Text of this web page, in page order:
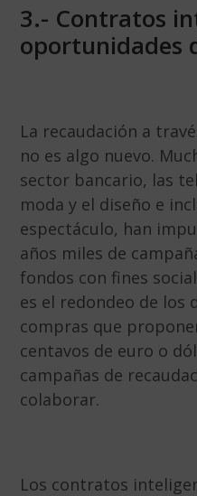
3.- Contratos
oportunidades
La recaudación a
no es algo nuevo.
sector bancario, las
moda y el diseño e
espectáculo, han
años miles de
fondos con fines
es el redondeo de los
compras que
centavos de euro o
campañas de
colaborar.
Los contratos